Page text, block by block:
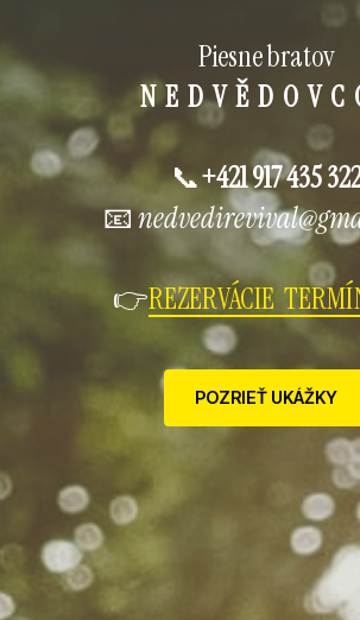
Piesne bratov
N E D V Ě D O V C
📞+421 917 435
📧
👉REZERVÁCIE
POZRIEŤ UKÁŽKY